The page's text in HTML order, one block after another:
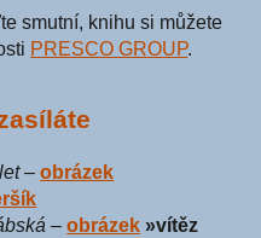
smutní, knihu si můžete
PRESCO GROUP.
–obrázek
–obrázek »vítěz